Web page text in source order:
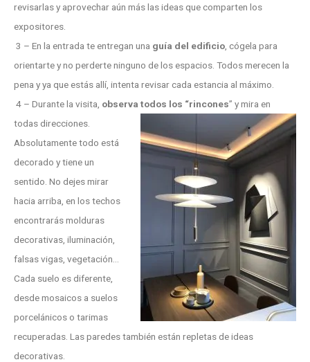
revisarlas y aprovechar aún más las ideas que comparten los
expositores.
3 – En la entrada te entregan una guía del edificio , cógela para
orientarte y no perderte ninguno de los espacios. Todos merecen la
pena y ya que estás allí, intenta revisar cada estancia al máximo.
4 – Durante la visita, observa todos los “rincones” y mira en
todas direcciones.
Absolutamente todo está
decorado y tiene un
sentido. No dejes mirar
hacia arriba, en los techos
encontrarás molduras
decorativas, iluminación,
falsas vigas, vegetación…
Cada suelo es diferente,
desde mosaicos a suelos
porcelánicos o tarimas
recuperadas. Las paredes también están repletas de ideas
decorativas.